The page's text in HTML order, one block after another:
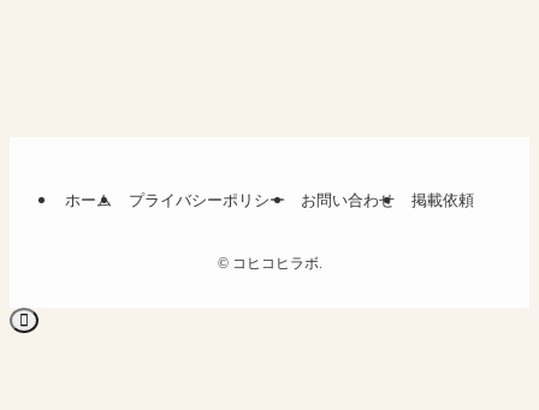
ホーム プライバシーポリシー お問い合わせ 掲載依頼
©コヒコヒラボ.